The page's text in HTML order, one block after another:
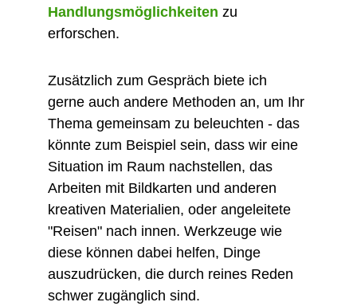
Handlungsmöglichkeiten zu
erforschen.
​Zusätzlich zum Gespräch biete ich
gerne auch andere Methoden an, um Ihr
Thema gemeinsam zu beleuchten - das
könnte zum Beispiel sein, dass wir eine
Situation im Raum nachstellen, das
Arbeiten mit Bildkarten und anderen
kreativen Materialien, oder angeleitete
"Reisen" nach innen. Werkzeuge wie
diese können dabei helfen, Dinge
auszudrücken, die durch reines Reden
schwer zugänglich sind.